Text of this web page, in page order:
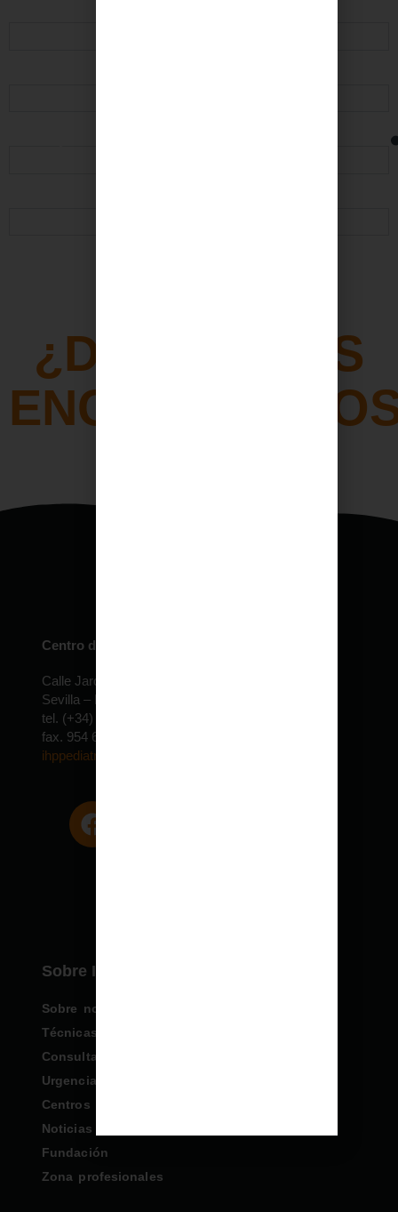
¿DÓNDE NOS
Centro de especialidades pediátricas
Calle Jardín de la Isla, 6 Edificio Expolocal
Sevilla – ESPAÑA
tel. (+34) 954 610 022 – 30 lineas
fax. 954 690 155
ihppediatria@ihppediatria.com
Sobre IHP
Sobre nosotros
Técnicas Especiales
Consultas
Urgencias
Centros IHP
Noticias
Fundación
Zona profesionales